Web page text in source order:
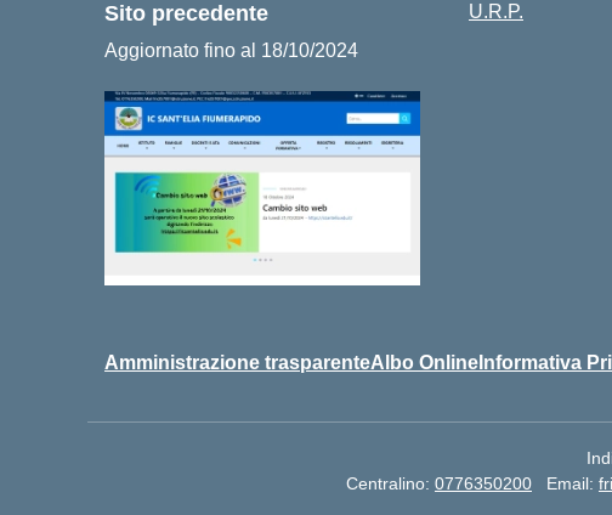
Sito precedente
Aggiornato fino al 18/10/2024
U.R.P.
Amministrazione trasparenteAlbo Online Informativa
Centralino: 0776350200 Email: